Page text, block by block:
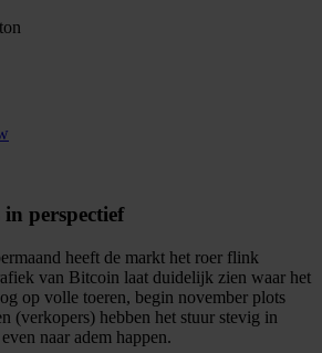
perspectief
heeft de markt het roer flink
van Bitcoin laat duidelijk zien waar het
op volle toeren, begin november plots
(verkopers) hebben het stuur stevig in
naar adem happen.